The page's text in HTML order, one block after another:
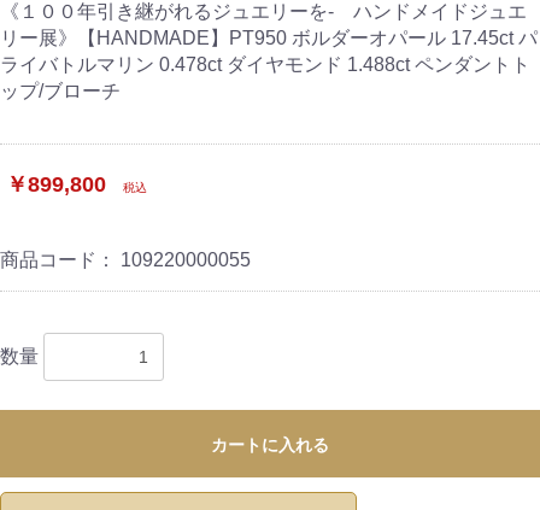
《１００年引き継がれるジュエリーを- ハンドメイドジュエ
リー展》【HANDMADE】PT950 ボルダーオパール 17.45ct パ
ライバトルマリン 0.478ct ダイヤモンド 1.488ct ペンダントト
ップ/ブローチ
￥899,800 税込
商品コード： 109220000055
数量
カートに入れる